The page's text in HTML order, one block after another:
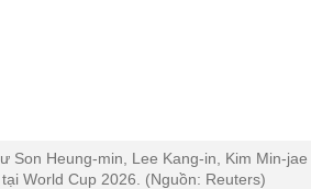
Son Heung-min, Lee Kang-in, Kim Min-jae
World Cup 2026. (Nguồn: Reuters)